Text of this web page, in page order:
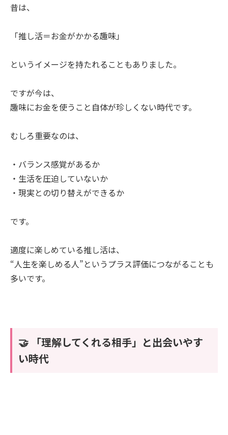
昔は、
「推し活＝お金がかかる趣味」
というイメージを持たれることもありました。
ですが今は、
趣味にお金を使うこと自体が珍しくない時代です。
むしろ重要なのは、
・バランス感覚があるか
・生活を圧迫していないか
・現実との切り替えができるか
です。
適度に楽しめている推し活は、
“人生を楽しめる人”というプラス評価につながることも
多いです。
🤝 「理解してくれる相手」と出会いやす
い時代